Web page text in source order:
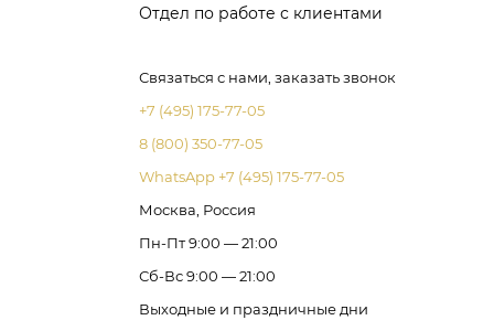
Отдел по работе с клиентами
Связаться с нами, заказать звонок
+7 (495) 175-77-05
8 (800) 350-77-05
WhatsApp +7 (495) 175-77-05
Москва, Россия
Пн-Пт 9:00 — 21:00
Сб-Вс 9:00 — 21:00
Выходные и праздничные дни